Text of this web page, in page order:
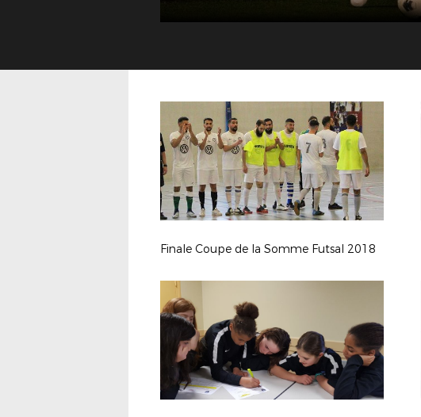
Finale Coupe de la Somme Futsal 2018